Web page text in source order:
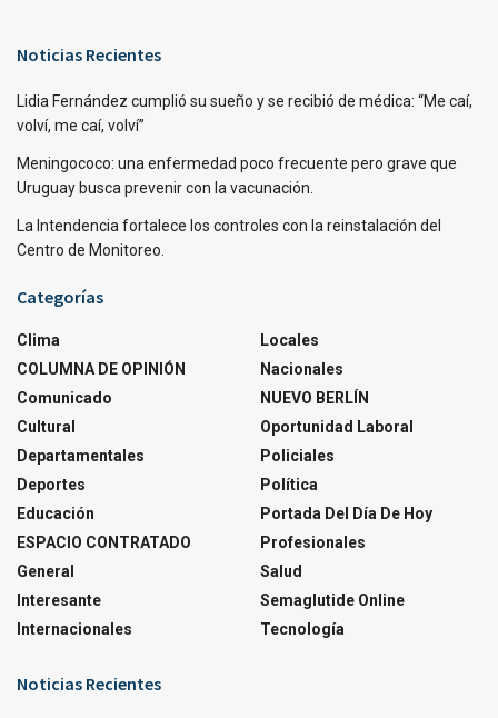
Noticias Recientes
Lidia Fernández cumplió su sueño y se recibió de médica: “Me caí,
volví, me caí, volví”
Meningococo: una enfermedad poco frecuente pero grave que
Uruguay busca prevenir con la vacunación.
La Intendencia fortalece los controles con la reinstalación del
Centro de Monitoreo.
Categorías
Clima
COLUMNA DE OPINIÓN
Comunicado
Cultural
Departamentales
Deportes
Educación
ESPACIO CONTRATADO
General
Interesante
Internacionales
Locales
Nacionales
NUEVO BERLÍN
Oportunidad Laboral
Policiales
Política
Portada Del Día De Hoy
Profesionales
Salud
Semaglutide Online
Tecnología
Noticias Recientes